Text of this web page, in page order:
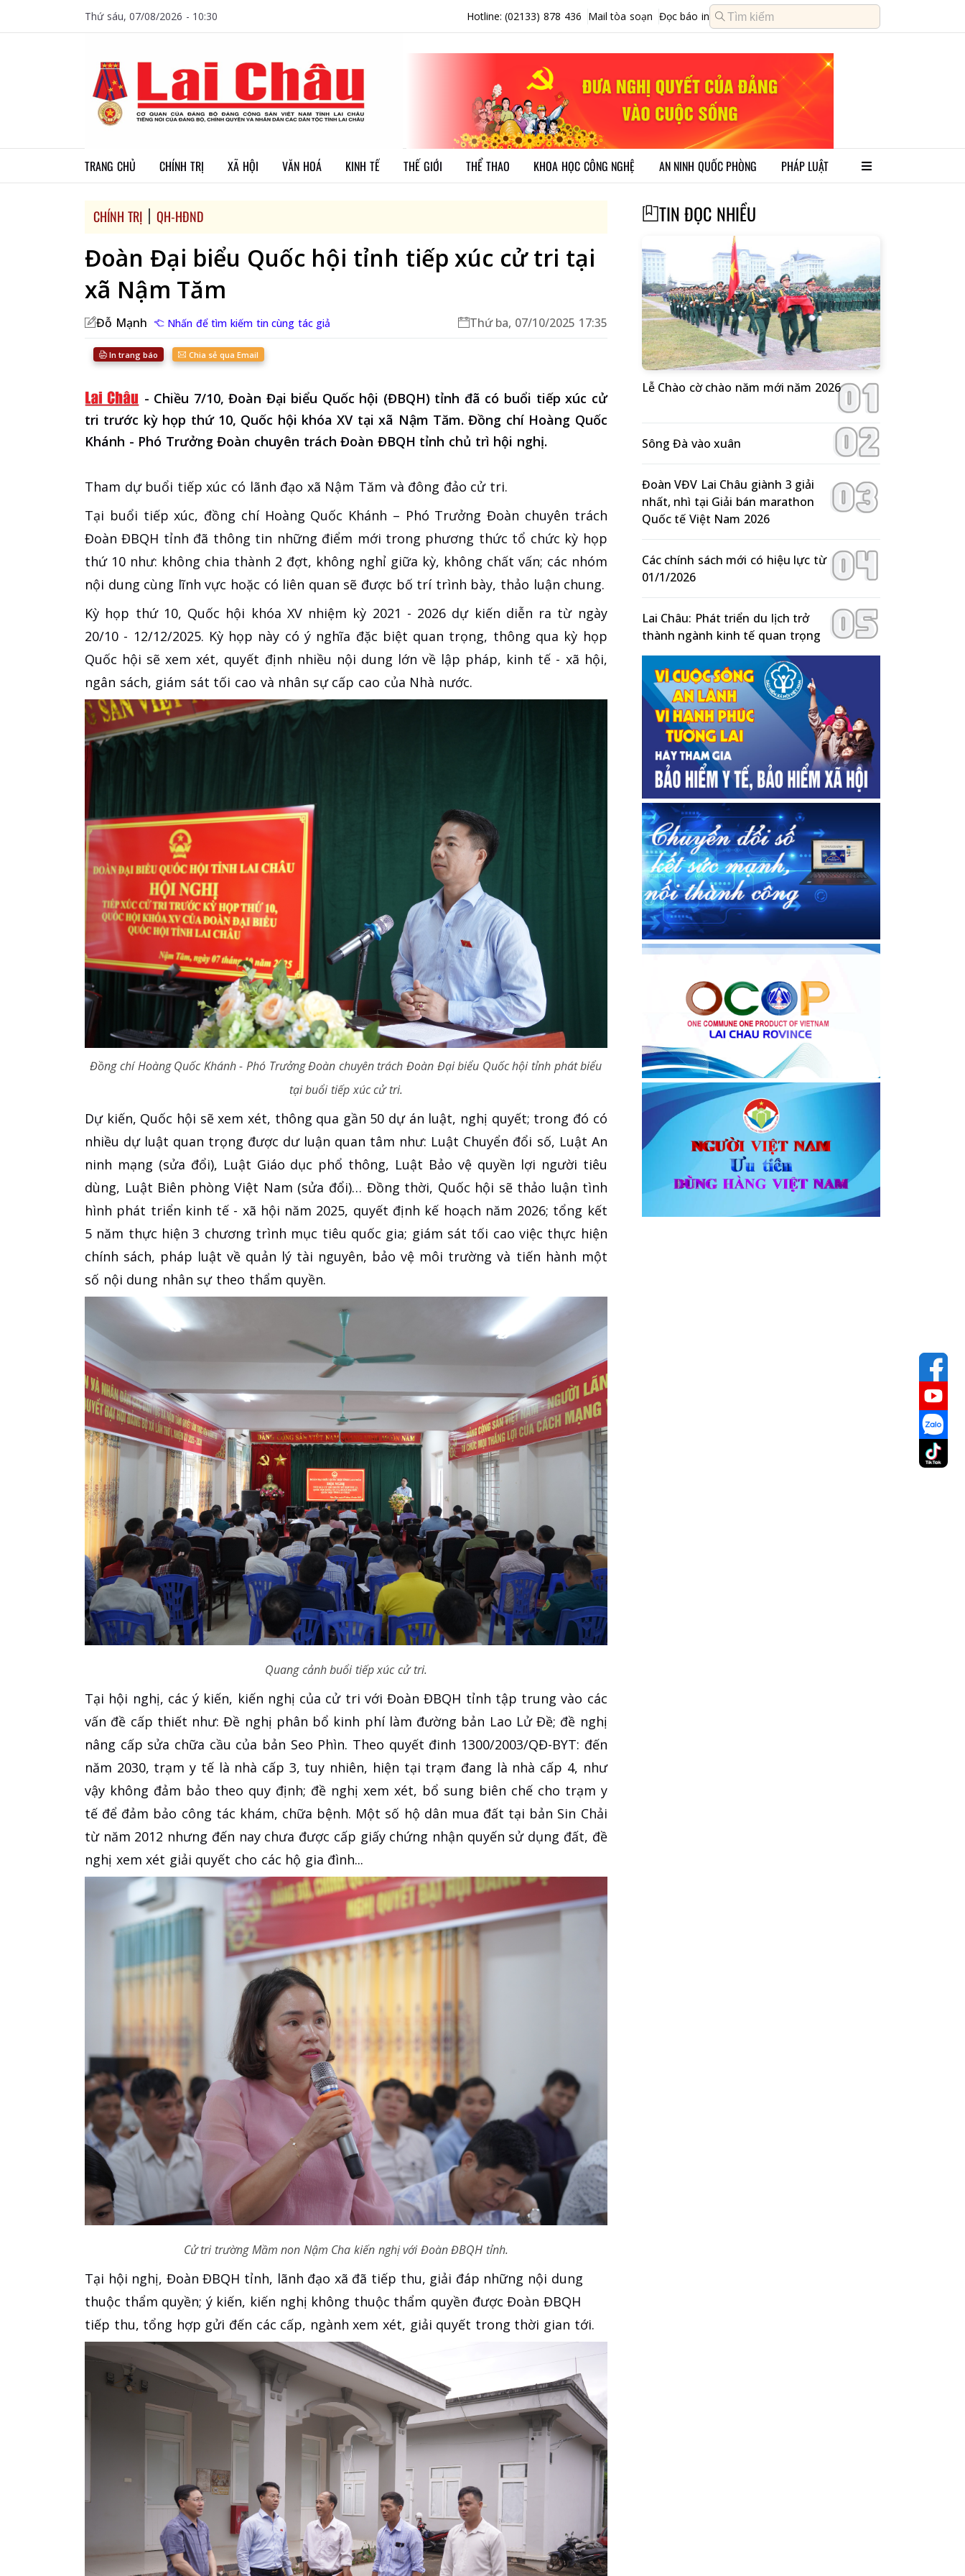
Thứ sáu, 07/08/2026 - 10:30 Hotline: (02133) 878 436 Mail tòa soạn Đọc báo in
TRANG CHỦ CHÍNH TRỊ XÃ HỘI VĂN HOÁ KINH TẾ THẾ GIỚI THỂ THAO KHOA HỌC CÔNG NGHỆ AN NINH QUỐC PHÒNG PHÁP LUẬT
CHÍNH TRỊ QH-HĐND
Đoàn Đại biểu Quốc hội tỉnh tiếp xúc cử tri tại
xã Nậm Tăm
Đỗ Mạnh Nhấn để tìm kiếm tin cùng tác giả Thứ ba, 07/10/2025 17:35
In trang báo Chia sẻ qua Email
- Chiều 7/10, Đoàn Đại biểu Quốc hội (ĐBQH) tỉnh đã có buổi tiếp xúc cử
tri trước kỳ họp thứ 10, Quốc hội khóa XV tại xã Nậm Tăm. Đồng chí Hoàng Quốc
Khánh - Phó Trưởng Đoàn chuyên trách Đoàn ĐBQH tỉnh chủ trì hội nghị.
Tham dự buổi tiếp xúc có lãnh đạo xã Nậm Tăm và đông đảo cử tri.
Tại buổi tiếp xúc, đồng chí Hoàng Quốc Khánh – Phó Trưởng Đoàn chuyên trách
Đoàn ĐBQH tỉnh đã thông tin những điểm mới trong phương thức tổ chức kỳ họp
thứ 10 như: không chia thành 2 đợt, không nghỉ giữa kỳ, không chất vấn; các nhóm
nội dung cùng lĩnh vực hoặc có liên quan sẽ được bố trí trình bày, thảo luận chung.
Kỳ họp thứ 10, Quốc hội khóa XV nhiệm kỳ 2021 - 2026 dự kiến diễn ra từ ngày
20/10 - 12/12/2025. Kỳ họp này có ý nghĩa đặc biệt quan trọng, thông qua kỳ họp
Quốc hội sẽ xem xét, quyết định nhiều nội dung lớn về lập pháp, kinh tế - xã hội,
ngân sách, giám sát tối cao và nhân sự cấp cao của Nhà nước.
Đồng chí Hoàng Quốc Khánh - Phó Trưởng Đoàn chuyên trách Đoàn Đại biểu Quốc hội tỉnh phát biểu
tại buổi tiếp xúc cử tri.
Dự kiến, Quốc hội sẽ xem xét, thông qua gần 50 dự án luật, nghị quyết; trong đó có
nhiều dự luật quan trọng được dư luận quan tâm như: Luật Chuyển đổi số, Luật An
ninh mạng (sửa đổi), Luật Giáo dục phổ thông, Luật Bảo vệ quyền lợi người tiêu
dùng, Luật Biên phòng Việt Nam (sửa đổi)… Đồng thời, Quốc hội sẽ thảo luận tình
hình phát triển kinh tế - xã hội năm 2025, quyết định kế hoạch năm 2026; tổng kết
5 năm thực hiện 3 chương trình mục tiêu quốc gia; giám sát tối cao việc thực hiện
chính sách, pháp luật về quản lý tài nguyên, bảo vệ môi trường và tiến hành một
số nội dung nhân sự theo thẩm quyền.
Quang cảnh buổi tiếp xúc cử tri.
Tại hội nghị, các ý kiến, kiến nghị của cử tri với Đoàn ĐBQH tỉnh tập trung vào các
vấn đề cấp thiết như: Đề nghị phân bổ kinh phí làm đường bản Lao Lử Đề; đề nghị
nâng cấp sửa chữa cầu của bản Seo Phìn. Theo quyết đinh 1300/2003/QĐ-BYT: đến
năm 2030, trạm y tế là nhà cấp 3, tuy nhiên, hiện tại trạm đang là nhà cấp 4, như
vậy không đảm bảo theo quy định; đề nghị xem xét, bổ sung biên chế cho trạm y
tế để đảm bảo công tác khám, chữa bệnh. Một số hộ dân mua đất tại bản Sin Chải
từ năm 2012 nhưng đến nay chưa được cấp giấy chứng nhận quyến sử dụng đất, đề
nghị xem xét giải quyết cho các hộ gia đình...
Cử tri trường Mầm non Nậm Cha kiến nghị với Đoàn ĐBQH tỉnh.
Tại hội nghị, Đoàn ĐBQH tỉnh, lãnh đạo xã đã tiếp thu, giải đáp những nội dung
thuộc thẩm quyền; ý kiến, kiến nghị không thuộc thẩm quyền được Đoàn ĐBQH
tiếp thu, tổng hợp gửi đến các cấp, ngành xem xét, giải quyết trong thời gian tới.
TIN ĐỌC NHIỀU
Lễ Chào cờ chào năm mới năm 2026
Sông Đà vào xuân
Đoàn VĐV Lai Châu giành 3 giải
nhất, nhì tại Giải bán marathon
Quốc tế Việt Nam 2026
Các chính sách mới có hiệu lực từ
01/1/2026
Lai Châu: Phát triển du lịch trở
thành ngành kinh tế quan trọng